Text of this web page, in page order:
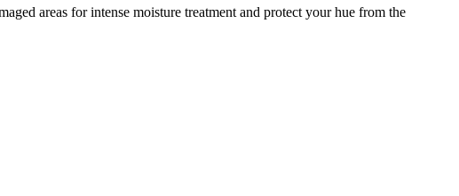
areas for intense moisture treatment and protect your hue from the